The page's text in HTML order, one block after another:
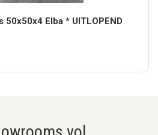
Elba * UITLOPEND